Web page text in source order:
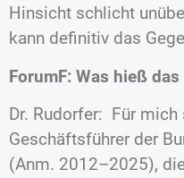
Hinsicht schlicht
kann definitiv das
ForumF: Was hieß
Dr. Rudorfer: Für
Geschäftsführer der
(Anm. 2012–2025),